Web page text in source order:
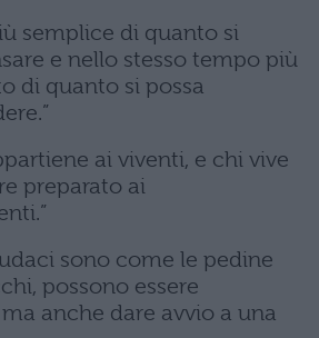
semplice di quanto si
e nello stesso tempo più
di quanto si possa
ai viventi, e chi vive
preparato ai
sono come le pedine
possono essere
anche dare avvio a una